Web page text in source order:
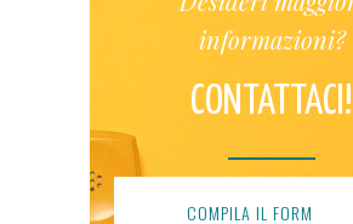
informazioni?
CONTATTACI!
COMPILA IL FORM